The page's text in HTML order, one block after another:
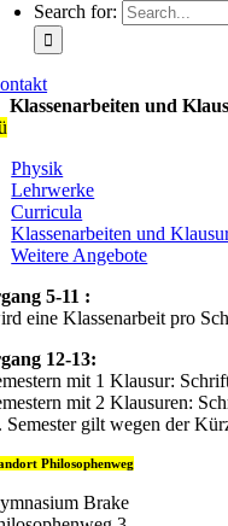
Search for:
Klassenarbeiten und
Physik
Lehrwerke
Curricula
Klassenarbeiten und
Weitere Angebote
5-11 :
eine Klassenarbeit pro
12-13:
mit 1 Klausur:
mit 2 Klausuren:
Semester gilt wegen der
Philosophenweg
Brake